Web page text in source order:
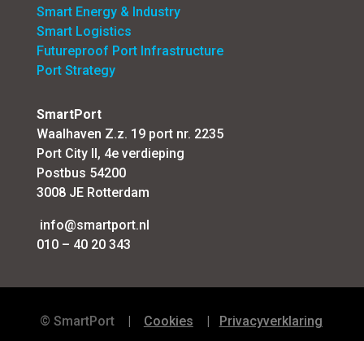
Smart Energy & Industry
Smart Logistics
Futureproof Port Infrastructure
Port Strategy
SmartPort
Waalhaven Z.z. 19 port nr. 2235
Port City II, 4e verdieping
Postbus 54200
3008 JE Rotterdam
info@smartport.nl
010 – 40 20 343
© SmartPort | Cookies | Privacyverklaring